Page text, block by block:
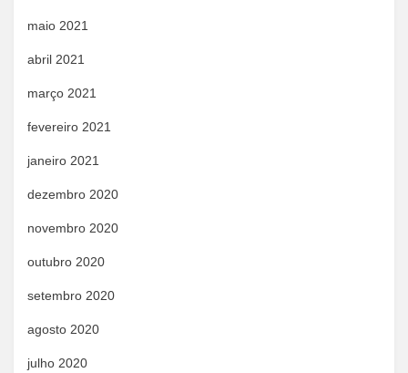
maio 2021
abril 2021
março 2021
fevereiro 2021
janeiro 2021
dezembro 2020
novembro 2020
outubro 2020
setembro 2020
agosto 2020
julho 2020